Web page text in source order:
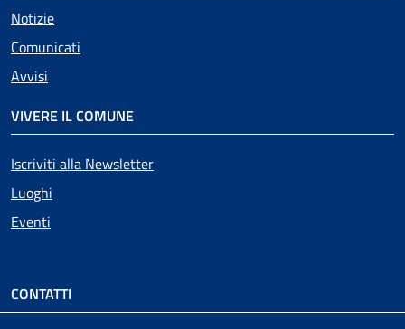
Notizie
Comunicati
Avvisi
VIVERE IL COMUNE
Iscriviti alla Newsletter
Luoghi
Eventi
CONTATTI